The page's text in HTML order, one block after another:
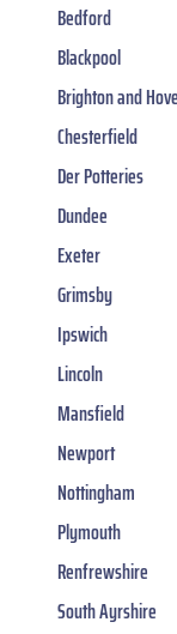
Bedford
Blackpool
Brighton and Hove
Chesterfield
Der Potteries
Dundee
Exeter
Grimsby
Ipswich
Lincoln
Mansfield
Newport
Nottingham
Plymouth
Renfrewshire
South Ayrshire